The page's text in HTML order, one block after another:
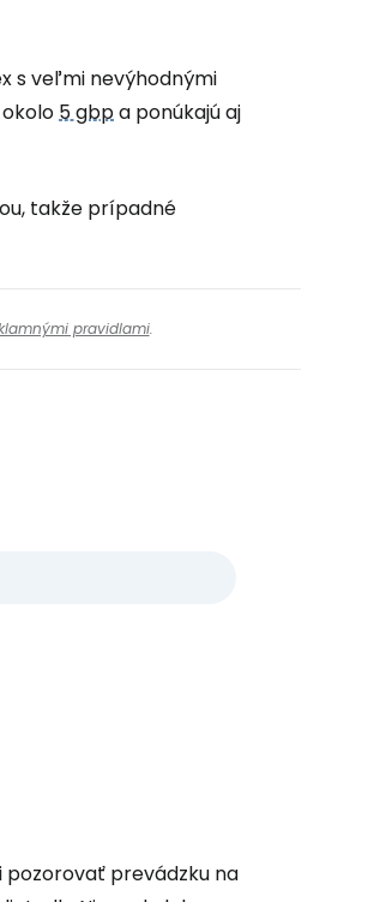
s veľmi nevýhodnými
5 gbpa ponúkajú aj
takže prípadné
pravidlami.
pozorovať prevádzku na